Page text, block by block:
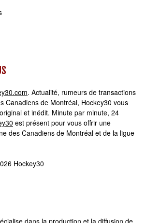
. Actualité, rumeurs de transactions
Canadiens de Montréal, Hockey30 vous
et inédit. Minute par minute, 24
est présent pour vous offrir une
des Canadiens de Montréal et de la ligue
Hockey30
dans la production et la diffusion de